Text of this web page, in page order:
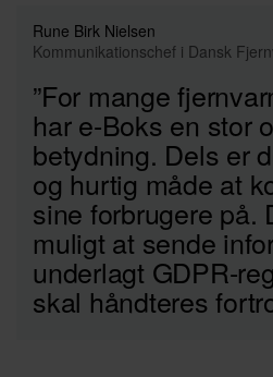
Rune Birk Nielsen
Kommunikationschef i Dansk
”For mange
har e-Boks en stor
betydning. Dels er
og hurtig måde at
sine forbrugere på.
muligt at sende
underlagt GDPR-
skal håndteres